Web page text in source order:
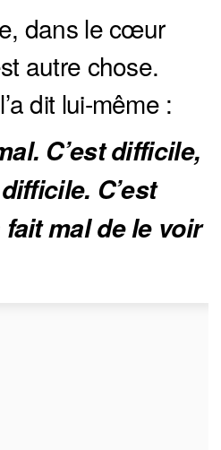
dans le cœur
autre chose.
dit lui-même :
C’est difficile,
C’est
mal de le voir